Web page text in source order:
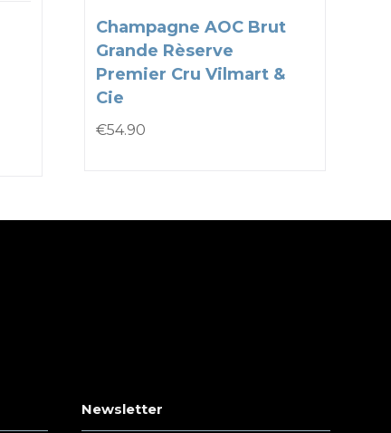
Champagne AOC Brut
Grande Rèserve
Premier Cru Vilmart &
Cie
€54.90
Newsletter